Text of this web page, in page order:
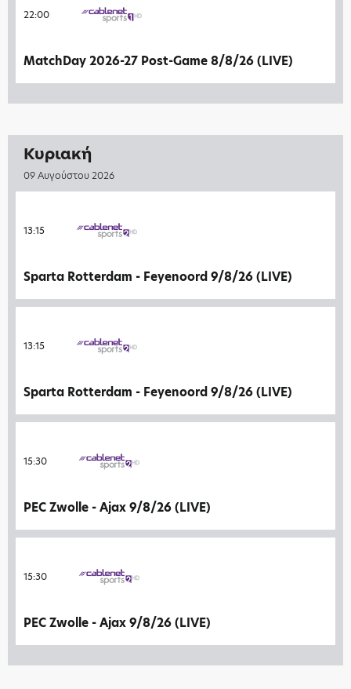
22:00
MatchDay 2026-27 Post-Game 8/8/26 (LIVE)
Κυριακή
09 Αυγούστου 2026
13:15
Sparta Rotterdam - Feyenoord 9/8/26 (LIVE)
13:15
Sparta Rotterdam - Feyenoord 9/8/26 (LIVE)
15:30
PEC Zwolle - Ajax 9/8/26 (LIVE)
15:30
PEC Zwolle - Ajax 9/8/26 (LIVE)